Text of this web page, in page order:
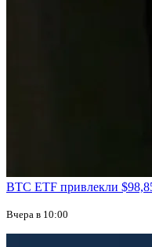
BTC ETF привлекли
Вчера в 10:00